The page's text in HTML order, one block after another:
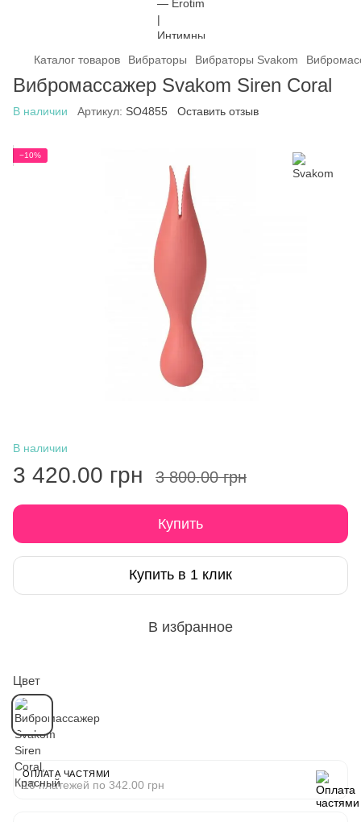
Каталог товаров Вибраторы Вибраторы Svakom
Вибромассажер Svakom Siren Coral
В наличии Артикул: SO4855 Оставить отзыв
−10%
В наличии
3 420.00 грн 3 800.00 грн
Купить
Купить в 1 клик
В избранное
Цвет
ОПЛАТА ЧАСТЯМИ
10 платежей по 342.00 грн